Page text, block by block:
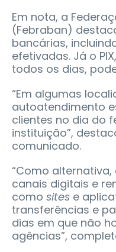
Em nota, a
(Febraban)
bancárias,
efetivadas. Já o
todos os dias,
“Em algumas
autoatendimento
clientes no dia do
instituição”,
comunicado.
“Como
canais digitais e
como sites e
transferências e
dias em que não
agências”,